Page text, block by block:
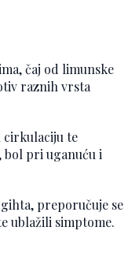
čaj od limunske
raznih vrsta
cirkulaciju te
bol pri uganuću i
preporučuje se
ublažili simptome.